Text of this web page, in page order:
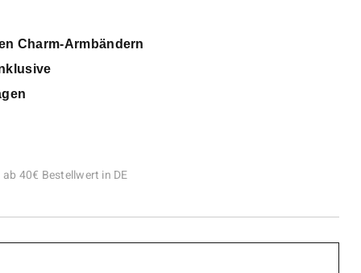
Charm-Armbändern
40€ Bestellwert in DE